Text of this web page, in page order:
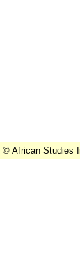
© African Studies